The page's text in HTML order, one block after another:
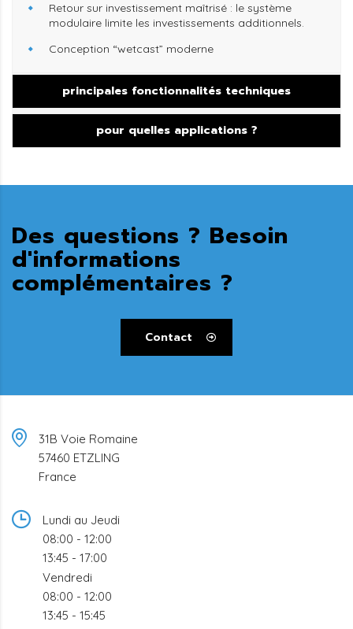
Retour sur investissement maîtrisé : le système
modulaire limite les investissements additionnels.
Conception “wetcast” moderne
principales fonctionnalités techniques
pour quelles applications ?
Des questions ? Besoin
d'informations
complémentaires ?
Contact
31B Voie Romaine
57460 ETZLING
France
Lundi au Jeudi
08:00 - 12:00
13:45 - 17:00
Vendredi
08:00 - 12:00
13:45 - 15:45